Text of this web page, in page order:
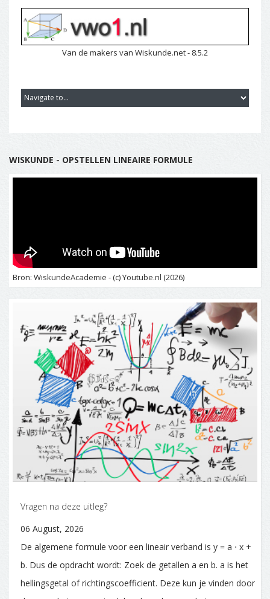
Van de makers van Wiskunde.net - 8.5.2
WISKUNDE - OPSTELLEN LINEAIRE FORMULE
Bron: WiskundeAcademie - (c) Youtube.nl (2026)
Vragen na deze uitleg?
06 August, 2026
De algemene formule voor een lineair verband is y = a ⋅ x +
b. Dus de opdracht wordt: Zoek de getallen a en b. a is het
hellingsgetal of richtingscoefficient. Deze kun je vinden door